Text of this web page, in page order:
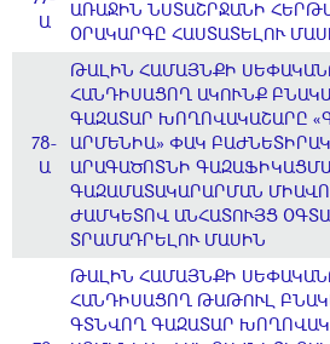
Ա
ԱՌԱՋԻՆ ՆՍՏԱՇՐՋԱՆԻ
ՕՐԱԿԱՐԳԸ ՀԱՍՏԱՏԵԼՈՒ
78-
Ա
ԹԱԼԻՆ ՀԱՄԱՅՆՔԻ
ՀԱՆԴԻՍԱՑՈՂ ԱԿՈՒՆՔ
ԳԱԶԱՏԱՐ ԽՈՂՈՎԱԿԱՇԱՐԸ
ԱՐՄԵՆԻԱ» ՓԱԿ
ԱՐԱԳԱԾՈՏՆԻ
ԳԱԶԱՄԱՏԱԿԱՐԱՐՄԱՆ
ԺԱՄԿԵՏՈՎ ԱՆՀԱՏՈՒՅՑ
ՏՐԱՄԱԴՐԵԼՈՒ ՄԱՍԻՆ
ԹԱԼԻՆ ՀԱՄԱՅՆՔԻ
ՀԱՆԴԻՍԱՑՈՂ ԹԱԹՈՒԼ
ԳՏՆՎՈՂ ԳԱԶԱՏԱՐ